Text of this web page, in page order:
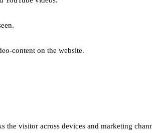
content on the website.
the visitor across devices and marketing